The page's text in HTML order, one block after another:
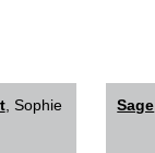
, Sophie
Sage